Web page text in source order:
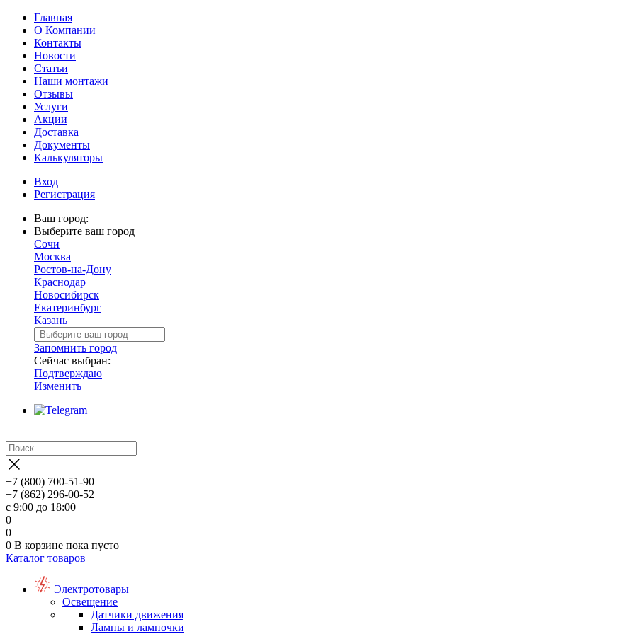
Главная
О Компании
Контакты
Новости
Статьи
Наши монтажи
Отзывы
Услуги
Акции
Доставка
Документы
Калькуляторы
Вход
Регистрация
Ваш город:
Выберите ваш город
Сочи
Москва
Ростов-на-Дону
Краснодар
Новосибирск
Екатеринбург
Казань
Запомнить город
Сейчас выбран:
Подтверждаю
Изменить
+7 (800) 700-51-90
+7 (862) 296-00-52
с 9:00 до 18:00
0
0
0 В корзине пока пусто
Каталог товаров
Электротовары
Освещение
Датчики движения
Лампы и лампочки